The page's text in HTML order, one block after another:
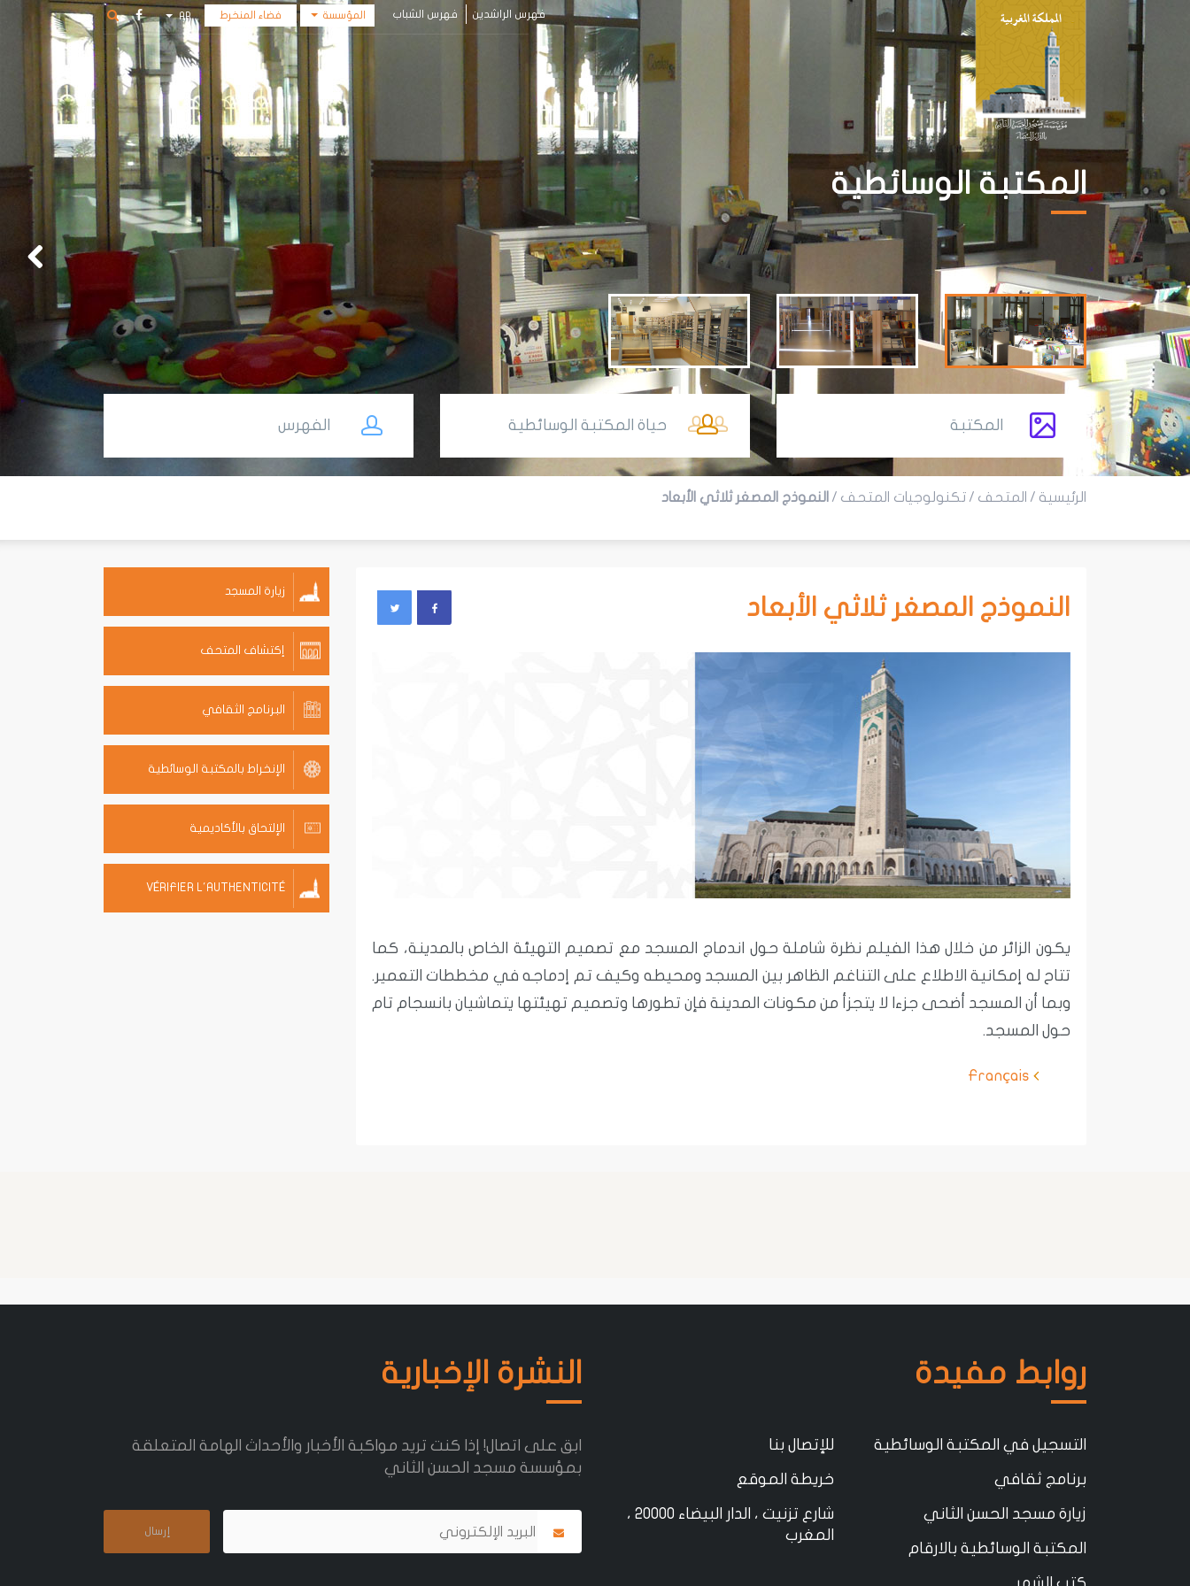
فهرس الراشدين فهرس الشباب المؤسسة
أكاديمية
المؤسسة
المكتبة
الوسائطية
فضاء المنخرط AR
FR
المكتبة الوسائطية
المكتبة حياة المكتبة الوسائطية الفهرس
الرئيسية / المتحف / تكنولوجيات المتحف / النموذج المصغر ثلاثي الأبعاد
النموذج المصغر ثلاثي الأبعاد
يكون الزائر من خلال هذا الفيلم نظرة شاملة حول اندماج المسجد مع تصميم التهيئة الخاص بالمدينة، كما
تتاح له إمكانية الاطلاع على التناغم الظاهر بين المسجد ومحيطه وكيف تم إدماجه في مخططات التعمير.
وبما أن المسجد أضحى جزءا لا يتجزأ من مكونات المدينة فإن تطورها وتصميم تهيئتها يتماشيان بانسجام تام
حول المسجد.
Français
زيارة المسجد
إكتشاف المتحف
البرنامج الثقافي
الإنخراط بالمكتبة الوسائطية
الإلتحاق بالأكاديمية
VÉRIFIER L'AUTHENTICITÉ
روابط مفيدة
التسجيل في المكتبة الوسائطية
برنامج ثقافي
زيارة مسجد الحسن الثاني
المكتبة الوسائطية بالارقام
للإتصال بنا
خريطة الموقع
شارع تزنيت ، الدار البيضاء 20000 ،
المغرب
النشرة الإخبارية
ابق على اتصال! إذا كنت تريد مواكبة الأخبار والأحداث الهامة المتعلقة
بمؤسسة مسجد الحسن الثاني